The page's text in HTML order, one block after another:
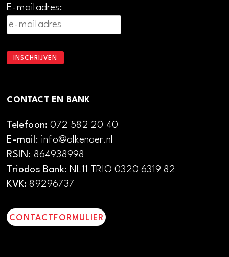
E-mailadres:
CONTACT EN BANK
Telefoon:072 582 20 40
E-mail: info@alkenaer.nl
RSIN: 864938998
Triodos Bank: NL11 TRIO 0320 6319 82
KVK: 89296737
CONTACTFORMULIER